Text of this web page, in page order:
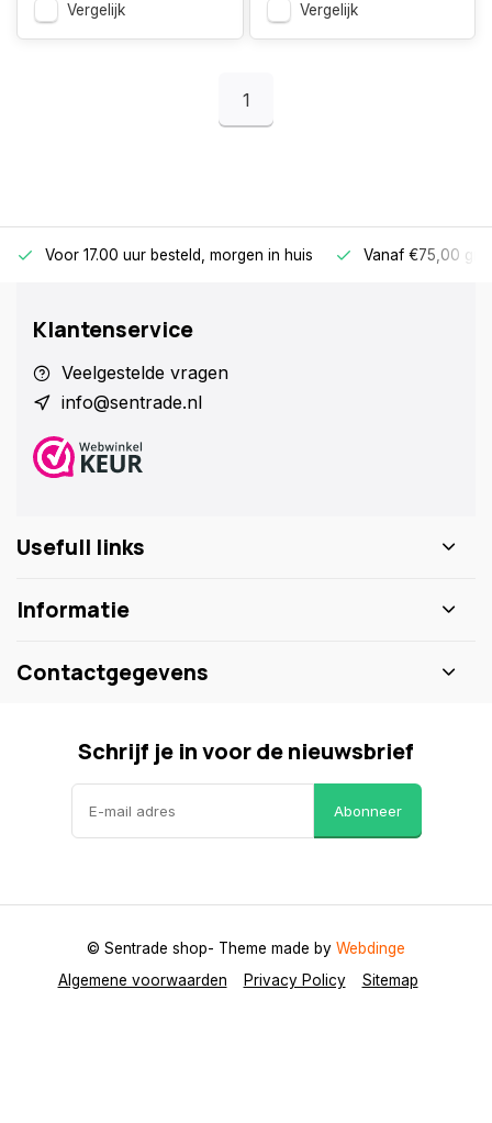
Vergelijk Vergelijk
1
Voor 17.00 uur besteld, morgen in huis Vanaf €75,00
Klantenservice
Veelgestelde vragen
info@sentrade.nl
Usefull links
Informatie
Contactgegevens
Schrijf je in voor de nieuwsbrief
Abonneer
Algemene voorwaarden Privacy Policy Sitemap
© Sentrade shop- Theme made by Webdinge